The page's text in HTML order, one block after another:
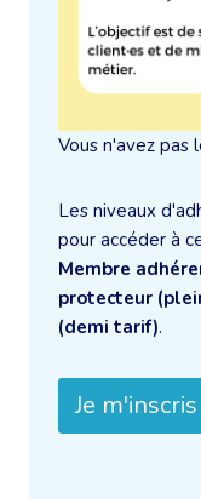
Vous n'avez pas
Les niveaux
pour accéder à
Membre
protecteur
(demi tarif).
Je